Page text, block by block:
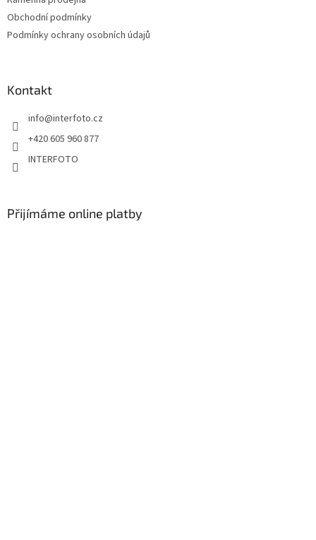
Obchodní podmínky
Podmínky ochrany osobních údajů
Kontakt
info@interfoto.cz
+420 605 960 877
INTERFOTO
Přijímáme online platby